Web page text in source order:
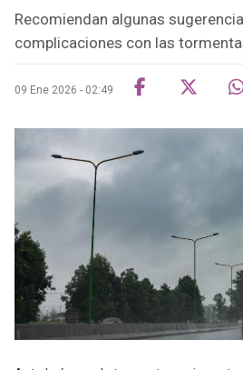
Recomiendan algunas
complicaciones con las
09 Ene 2026 - 02:49